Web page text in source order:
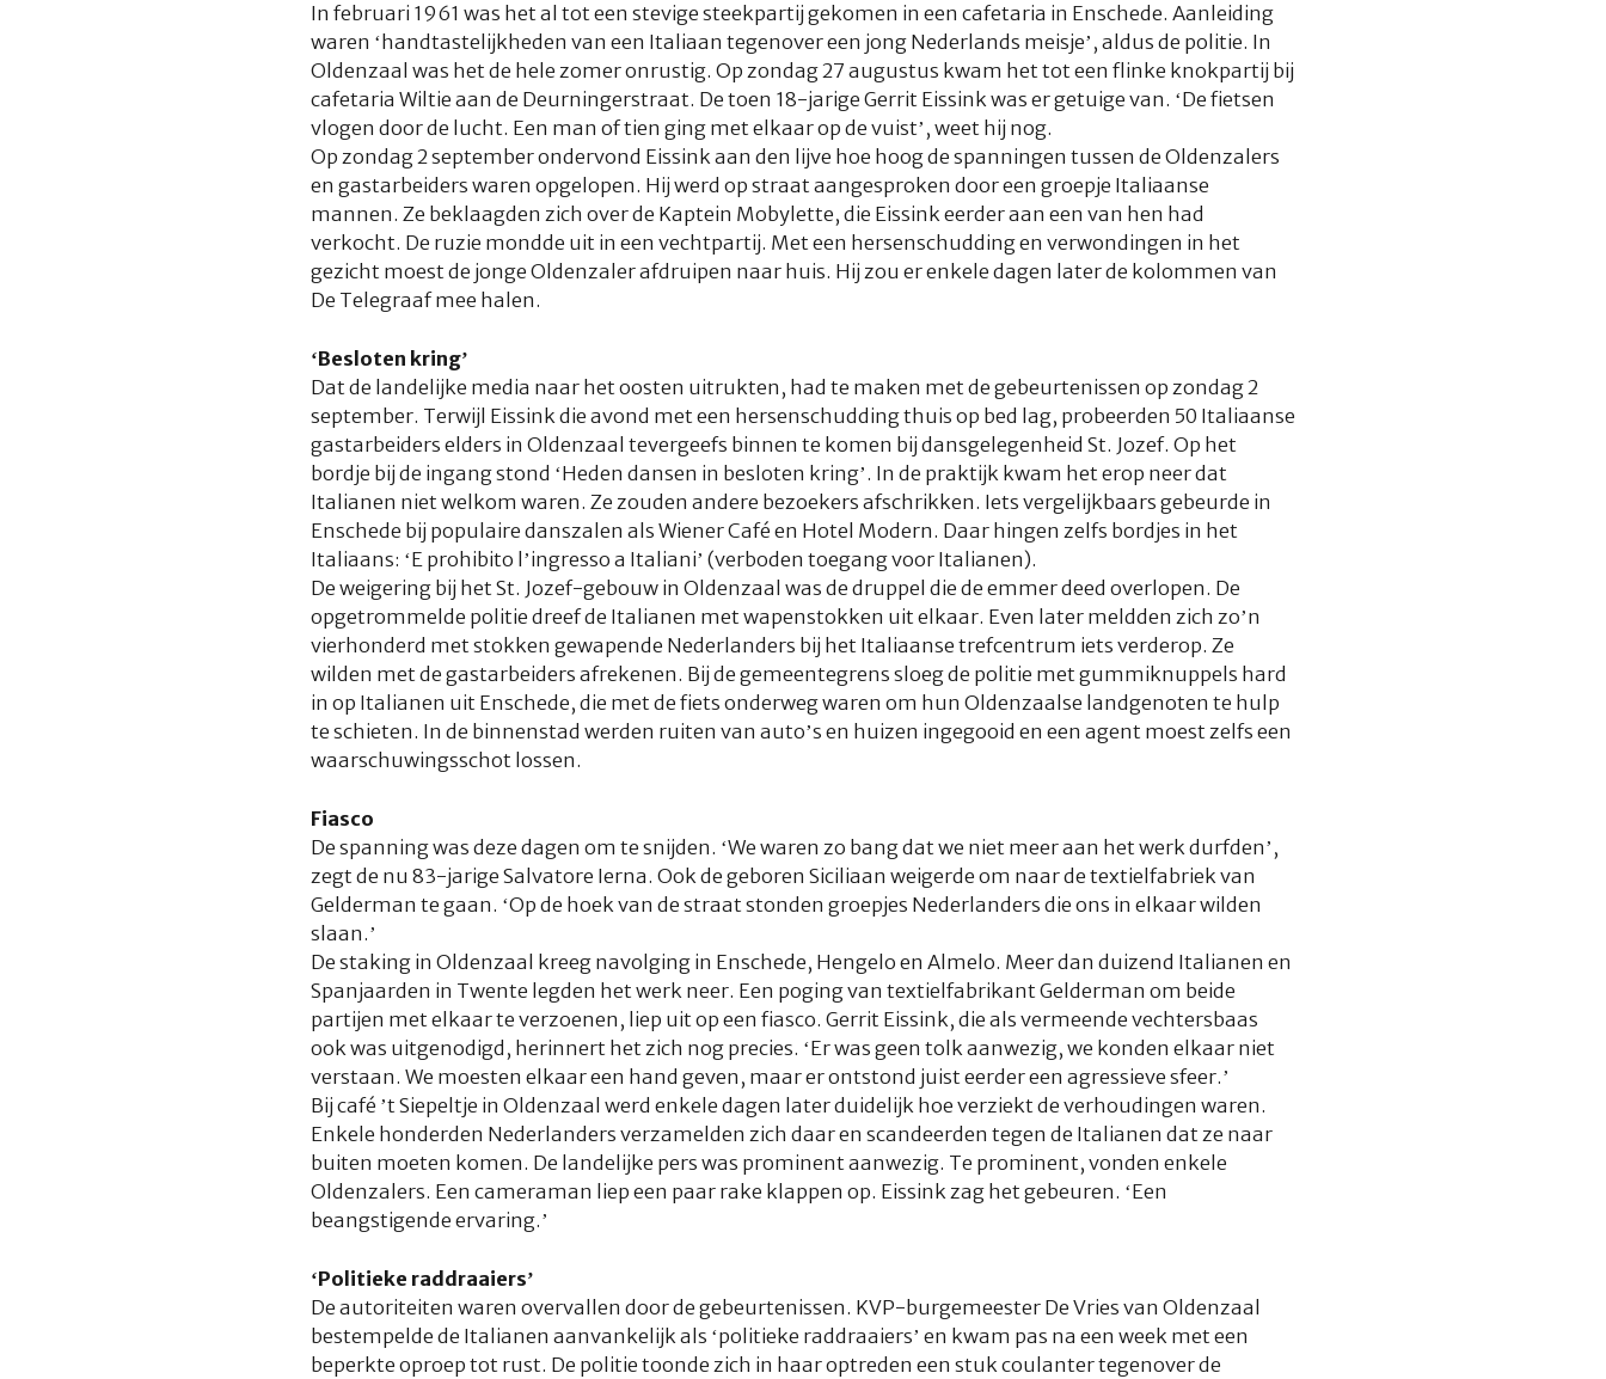
In februari 1961 was het al tot een stevige steekpartij gekomen in een cafetaria in Enschede. Aanleiding
waren ‘handtastelijkheden van een Italiaan tegenover een jong Nederlands meisje’, aldus de politie. In
Oldenzaal was het de hele zomer onrustig. Op zondag 27 augustus kwam het tot een flinke knokpartij bij
cafetaria Wiltie aan de Deurningerstraat. De toen 18-jarige Gerrit Eissink was er getuige van. ‘De fietsen
vlogen door de lucht. Een man of tien ging met elkaar op de vuist’, weet hij nog.
Op zondag 2 september ondervond Eissink aan den lijve hoe hoog de spanningen tussen de Oldenzalers
en gastarbeiders waren opgelopen. Hij werd op straat aangesproken door een groepje Italiaanse
mannen. Ze beklaagden zich over de Kaptein Mobylette, die Eissink eerder aan een van hen had
verkocht. De ruzie mondde uit in een vechtpartij. Met een hersenschudding en verwondingen in het
gezicht moest de jonge Oldenzaler afdruipen naar huis. Hij zou er enkele dagen later de kolommen van
De Telegraaf mee halen.
‘Besloten kring’
Dat de landelijke media naar het oosten uitrukten, had te maken met de gebeurtenissen op zondag 2
september. Terwijl Eissink die avond met een hersenschudding thuis op bed lag, probeerden 50 Italiaanse
gastarbeiders elders in Oldenzaal tevergeefs binnen te komen bij dansgelegenheid St. Jozef. Op het
bordje bij de ingang stond ‘Heden dansen in besloten kring’. In de praktijk kwam het erop neer dat
Italianen niet welkom waren. Ze zouden andere bezoekers afschrikken. Iets vergelijkbaars gebeurde in
Enschede bij populaire danszalen als Wiener Café en Hotel Modern. Daar hingen zelfs bordjes in het
Italiaans: ‘E prohibito l’ingresso a Italiani’ (verboden toegang voor Italianen).
De weigering bij het St. Jozef-gebouw in Oldenzaal was de druppel die de emmer deed overlopen. De
opgetrommelde politie dreef de Italianen met wapenstokken uit elkaar. Even later meldden zich zo’n
vierhonderd met stokken gewapende Nederlanders bij het Italiaanse trefcentrum iets verderop. Ze
wilden met de gastarbeiders afrekenen. Bij de gemeentegrens sloeg de politie met gummiknuppels hard
in op Italianen uit Enschede, die met de fiets onderweg waren om hun Oldenzaalse landgenoten te hulp
te schieten. In de binnenstad werden ruiten van auto’s en huizen ingegooid en een agent moest zelfs een
waarschuwingsschot lossen.
Fiasco
De spanning was deze dagen om te snijden. ‘We waren zo bang dat we niet meer aan het werk durfden’,
zegt de nu 83-jarige Salvatore Ierna. Ook de geboren Siciliaan weigerde om naar de textielfabriek van
Gelderman te gaan. ‘Op de hoek van de straat stonden groepjes Nederlanders die ons in elkaar wilden
slaan.’
De staking in Oldenzaal kreeg navolging in Enschede, Hengelo en Almelo. Meer dan duizend Italianen en
Spanjaarden in Twente legden het werk neer. Een poging van textielfabrikant Gelderman om beide
partijen met elkaar te verzoenen, liep uit op een fiasco. Gerrit Eissink, die als vermeende vechtersbaas
ook was uitgenodigd, herinnert het zich nog precies. ‘Er was geen tolk aanwezig, we konden elkaar niet
verstaan. We moesten elkaar een hand geven, maar er ontstond juist eerder een agressieve sfeer.’
Bij café ’t Siepeltje in Oldenzaal werd enkele dagen later duidelijk hoe verziekt de verhoudingen waren.
Enkele honderden Nederlanders verzamelden zich daar en scandeerden tegen de Italianen dat ze naar
buiten moeten komen. De landelijke pers was prominent aanwezig. Te prominent, vonden enkele
Oldenzalers. Een cameraman liep een paar rake klappen op. Eissink zag het gebeuren. ‘Een
beangstigende ervaring.’
‘Politieke raddraaiers’
De autoriteiten waren overvallen door de gebeurtenissen. KVP-burgemeester De Vries van Oldenzaal
bestempelde de Italianen aanvankelijk als ‘politieke raddraaiers’ en kwam pas na een week met een
beperkte oproep tot rust. De politie toonde zich in haar optreden een stuk coulanter tegenover de